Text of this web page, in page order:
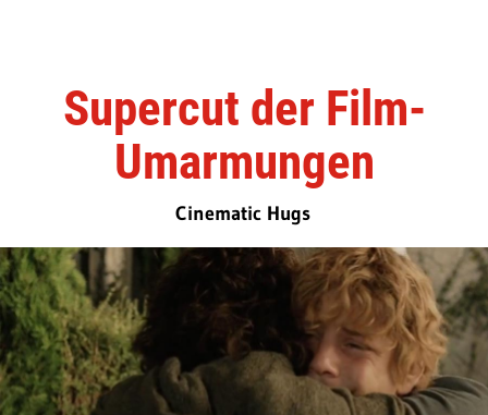
Supercut der Film-
Umarmungen
Cinematic Hugs